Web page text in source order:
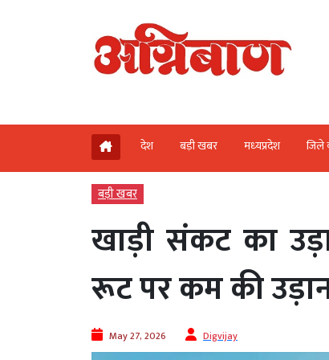
देश बड़ी खबर मध्‍यप्रदेश जिले
बड़ी खबर
खाड़ी संकट का
रूट पर कम की
May 27, 2026 Digvijay